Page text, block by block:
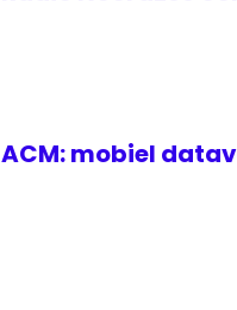
ACM: mobiel